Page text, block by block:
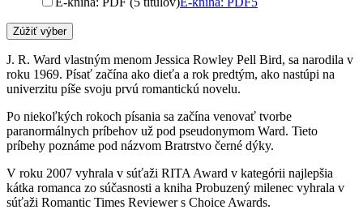
Zúžiť výber
J. R. Ward vlastným menom Jessica Rowley Pell Bird, sa narodila v
roku 1969. Písať začína ako dieťa a rok predtým, ako nastúpi na
univerzitu píše svoju prvú romantickú novelu.
Po niekoľkých rokoch písania sa začína venovať tvorbe
paranormálnych príbehov už pod pseudonymom Ward. Tieto
príbehy poznáme pod názvom Bratrstvo černé dýky.
V roku 2007 vyhrala v súťaži RITA Award v kategórii najlepšia
kátka romanca zo súčasnosti a kniha Probuzený milenec vyhrala v
súťaži Romantic Times Reviewer s Choice Awards.